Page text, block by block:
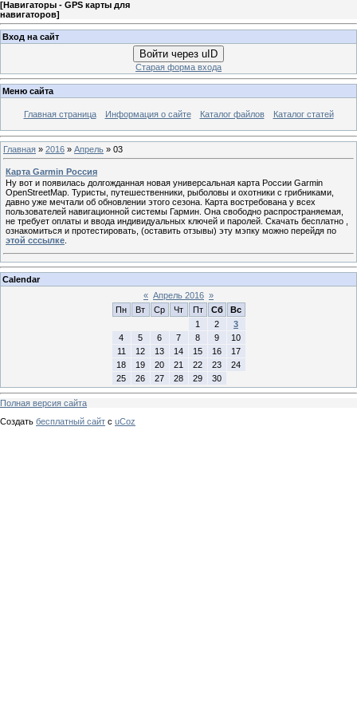
[Навигаторы - GPS карты для
навигаторов]
Вход на сайт
Войти через uID
Старая форма входа
Меню сайта
Главная страница Информация о сайте Каталог файлов Каталог статей
Главная » 2016 » Апрель » 03
Карта Garmin Россия
Ну вот и появилась долгожданная новая универсальная карта России Garmin
OpenStreetMap. Туристы, путешественники, рыболовы и охотники с грибниками,
давно уже мечтали об обновлении этого сезона. Карта востребована у всех
пользователей навигационной системы Гармин. Она свободно распространяемая,
не требует оплаты и ввода индивидуальных ключей и паролей. Скачать бесплатно ,
ознакомиться и протестировать, (оставить отзывы) эту мэпку можно перейдя по
этой сссылке
Calendar
« Апрель 2016 »
Пн
Вт Ср Чт Пт Сб
Вс
1
2
3
4
5 6 7 8 9
10
11
12 13 14 15 16
17
18
19 20 21 22 23
24
25
26 27 28 29 30
Полная версия сайта
Создать бесплатный сайт с uCoz